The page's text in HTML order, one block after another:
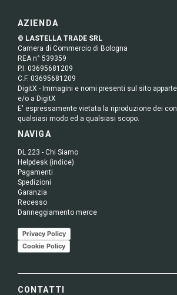
AZIENDA
© LASTELLA TRADE SRL
Camera di Commercio di Bologna
REA n° 539359
P.I. 03695681209
C.F. 03695681209
DigitX - Immagini e nomi presenti sul sito
e/o a DigitX
E' espressamente vietata la riproduzione dei
qualsiasi modo ed a qualsiasi scopo.
NAVIGA
DL 223 - Chi Siamo
Helpdesk (indice)
Pagamenti
Spedizioni
Garanzia
Recesso
Danneggiamento merce
Privacy Policy
Cookie Policy
CONTATTI